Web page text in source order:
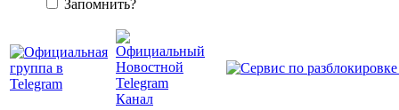
Запомнить?